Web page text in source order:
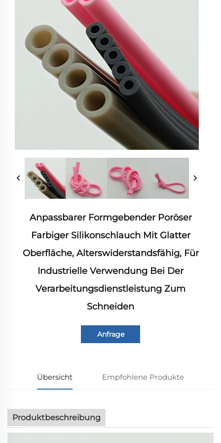
Anpassbarer Formgebender Poröser
Farbiger Silikonschlauch Mit Glatter
Oberfläche, Alterswiderstandsfähig, Für
Industrielle Verwendung Bei Der
Verarbeitungsdienstleistung Zum
Schneiden
Anfrage
Übersicht Empfohlene Produkte
Produktbeschreibung